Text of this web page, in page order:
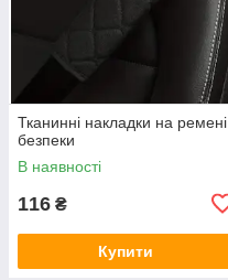
Тканинні накладки на ремені
безпеки
В наявності
116 ₴
Купити